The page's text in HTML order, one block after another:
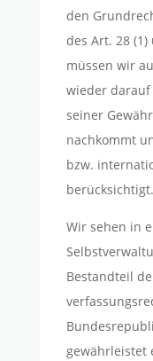
den
des Art. 28
müssen wir
wieder
seiner
nachkommt
bzw.
berücksichtigt.
Wir sehen in
Bestandteil
gewährleistet